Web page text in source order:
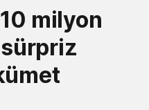
milyon
sürpriz